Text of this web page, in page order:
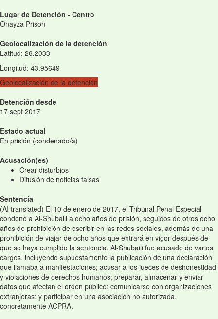
Lugar de Detención - Centro
Onayza Prison
Geolocalización de la detención
Latitud: 26.2033
Longitud: 43.95649
Geolocalización de la detención
Detención desde
17 sept 2017
Estado actual
En prisión (condenado/a)
Acusación(es)
Crear disturbios
Difusión de noticias falsas
Sentencia
(AI translated) El 10 de enero de 2017, el Tribunal Penal Especial
condenó a Al-Shubaili a ocho años de prisión, seguidos de otros ocho
años de prohibición de escribir en las redes sociales, además de una
prohibición de viajar de ocho años que entrará en vigor después de
que se haya cumplido la sentencia. Al-Shubaili fue acusado de varios
cargos, incluyendo supuestamente la publicación de una declaración
que llamaba a manifestaciones; acusar a los jueces de deshonestidad
y violaciones de derechos humanos; preparar, almacenar y enviar
datos que afectan el orden público; comunicarse con organizaciones
extranjeras; y participar en una asociación no autorizada,
concretamente ACPRA.